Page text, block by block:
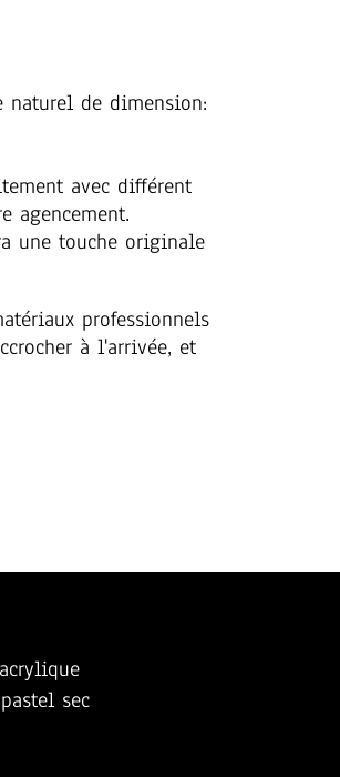
sec
naturel de dimension:
avec différent
agencement.
une touche originale
professionnels
à l'arrivée, et